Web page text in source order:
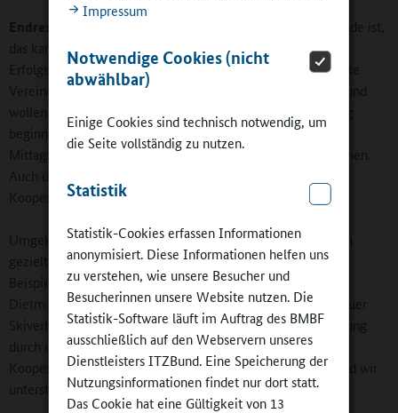
Impressum
Notwendige Cookies (nicht
abwählbar)
Einige Cookies sind technisch notwendig, um
die Seite vollständig zu nutzen.
Statistik
Statistik-Cookies erfassen Informationen
anonymisiert. Diese Informationen helfen uns
zu verstehen, wie unsere Besucher und
Besucherinnen unsere Website nutzen. Die
Statistik-Software läuft im Auftrag des BMBF
ausschließlich auf den Webservern unseres
Dienstleisters ITZBund. Eine Speicherung der
Nutzungsinformationen findet nur dort statt.
Das Cookie hat eine Gültigkeit von 13
Endres:
Die Kooperation von Vereinen, Schule und Gemeinde ist,
das kann ich nur betonen, eine Voraussetzung unseres
Erfolgsmodells. In unserer Gemeinde gibt es viele engagierte
Vereine. Wir als Gemeinde und ebenso die Schule müssen und
wollen sicherstellen, dass die oftmals am frühen Nachmittag
beginnenden Vereinsangebote trotz der Ganztags- und
Mittagsbetreuung in der Schule weiter genutzt werden können.
Auch unsere aktive Jugendsozialarbeit sorgt für viele
Kooperationen.
Umgekehrt sind wir froh und dankbar, dass die Vereine auch
gezielt Angebote für die Schule bereitstellen. Das sind zum
Beispiel die Handball-Aktionstage unserer
HSG
Dietmannsried/Altusried, die Kooperationen mit dem Allgäuer
Skiverband oder auch das Angebot der Instrumentalausbildung
durch die Sing- und Musikschule Kempten. In solchen
Kooperationen sind beide, Verein und Schule, Gewinner, und wir
unterstützen das.